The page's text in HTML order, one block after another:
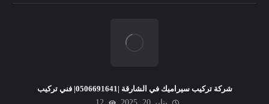
شركة تركيب سيراميك في الشارقة |0506691641| فني تركيب